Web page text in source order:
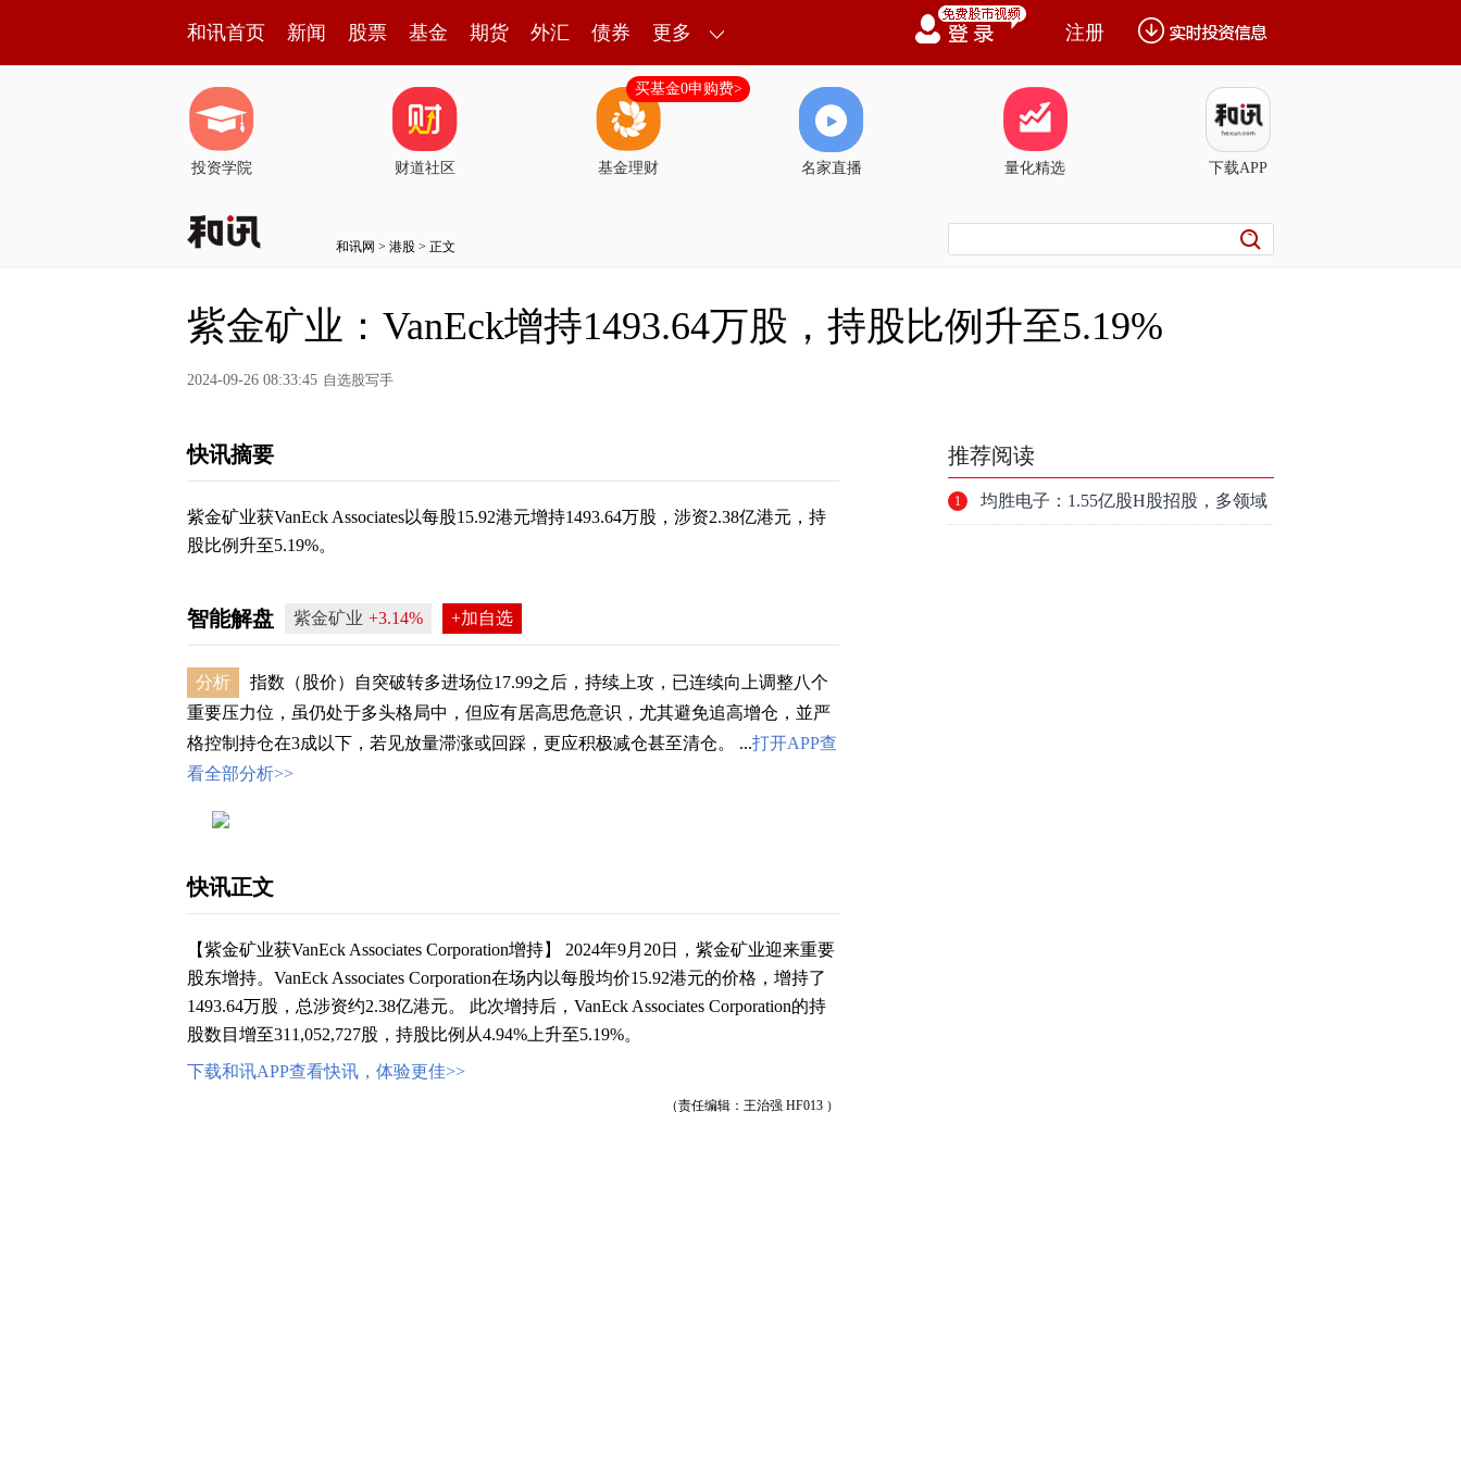
和讯首页 新闻 股票 基金 期货 外汇 债券 更多 注册
投资学院 财道社区 基金理财
买基金0申购费>
名家直播 量化精选 下载APP
和讯网 > 港股 > 正文
紫金矿业：VanEck增持1493.64万股，持股比例升至5.19%
2024-09-26 08:33:45 自选股写手
快讯摘要
紫金矿业获VanEck Associates以每股15.92港元增持1493.64万股，涉资2.38亿港元，持
股比例升至5.19%。
智能解盘 紫金矿业 +3.14% +加自选
分析
指数（股价）自突破转多进场位17.99之后，持续上攻，已连续向上调整八个
重要压力位，虽仍处于多头格局中，但应有居高思危意识，尤其避免追高增仓，並严
格控制持仓在3成以下，若见放量滞涨或回踩，更应积极减仓甚至清仓。 ...打开APP查
看全部分析>>
快讯正文
【紫金矿业获VanEck Associates Corporation增持】 2024年9月20日，紫金矿业迎来重要
股东增持。VanEck Associates Corporation在场内以每股均价15.92港元的价格，增持了
1493.64万股，总涉资约2.38亿港元。 此次增持后，VanEck Associates Corporation的持
股数目增至311,052,727股，持股比例从4.94%上升至5.19%。
下载和讯APP查看快讯，体验更佳>>
（责任编辑：王治强 HF013 ）
推荐阅读
1 均胜电子：1.55亿股H股招股，多领域